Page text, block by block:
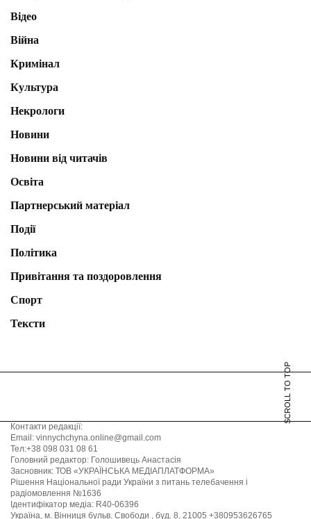
Відео
Війна
Кримінал
Культура
Некрологи
Новини
Новини від читачів
Освіта
Партнерський матеріал
Події
Політика
Привітання та поздоровлення
Спорт
Тексти
SCROLL TO TOP
Контакти редакції:
Email: vinnychchyna.online@gmail.com
Тел:+38 098 031 08 61
Головний редактор: Голошивець Анастасія
Засновник: ТОВ «УКРАЇНСЬКА МЕДІАПЛАТФОРМА»
Рішення Національної ради України з питань телебачення і
радіомовлення №1636
Ідентифікатор медіа: R40-06396
Україна, м. Вінниця бульв. Свободи , буд. 8, 21005 +380953626765